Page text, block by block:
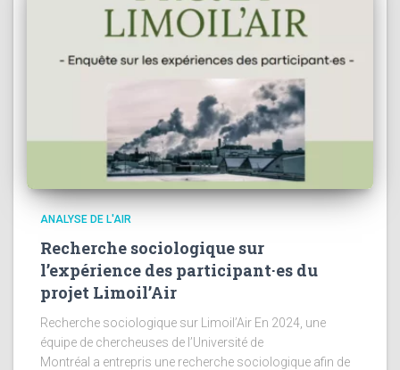
ANALYSE DE L'AIR
Recherche sociologique sur
l’expérience des participant·es du
projet Limoil’Air
Recherche sociologique sur Limoil’Air En 2024, une
équipe de chercheuses de l’Université de
Montréal a entrepris une recherche sociologique afin de